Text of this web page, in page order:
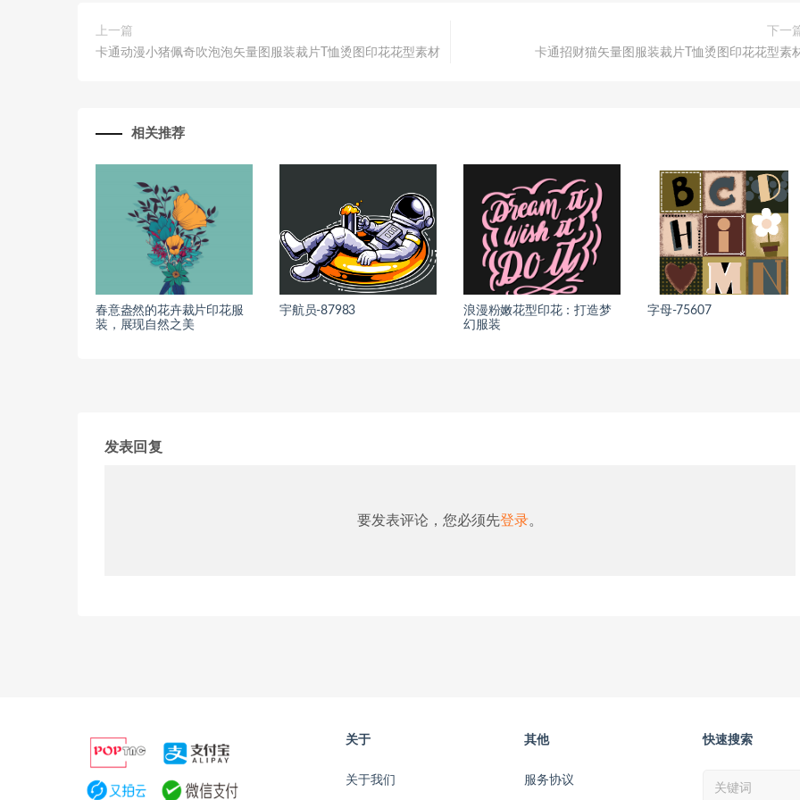
上一篇
卡通动漫小猪佩奇吹泡泡矢量图服装裁片T恤烫图印花花型素材
下一
卡通招财猫矢量图服装裁片T恤烫图印花花型素
相关推荐
春意盎然的花卉裁片印花服
装，展现自然之美
宇航员-87983
浪漫粉嫩花型印花：打造梦
幻服装
字母-75607
发表回复
要发表评论，您必须先登录。
关于
关于我们
其他
服务协议
快速搜索